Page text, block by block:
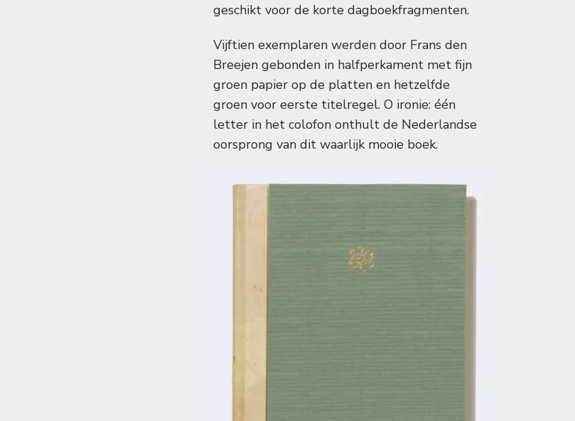
geschikt voor de korte dagboekfragmenten.
Vijftien exemplaren werden door Frans den
Breejen gebonden in halfperkament met fijn
groen papier op de platten en hetzelfde
groen voor eerste titelregel. O ironie: één
letter in het colofon onthult de Nederlandse
oorsprong van dit waarlijk mooie boek.